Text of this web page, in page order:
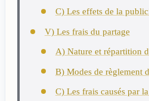
C) Les effets de la
V) Les frais du partage
A) Nature et répartition
B) Modes de règlement
C) Les frais causés par